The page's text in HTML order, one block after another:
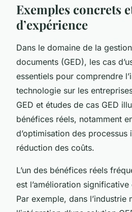
Exemples concrets
d’expérience
Dans le domaine de la
documents (GED), les cas
essentiels pour comprendre
technologie sur les
GED et études de cas GED
bénéfices réels, notamment
d’optimisation des processus
réduction des coûts.
L’un des bénéfices réels
est l’amélioration
Par exemple, dans l’industrie